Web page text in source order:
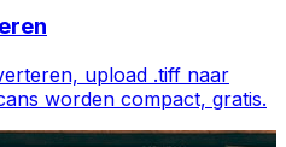
upload .tiff naar
worden compact, gratis.